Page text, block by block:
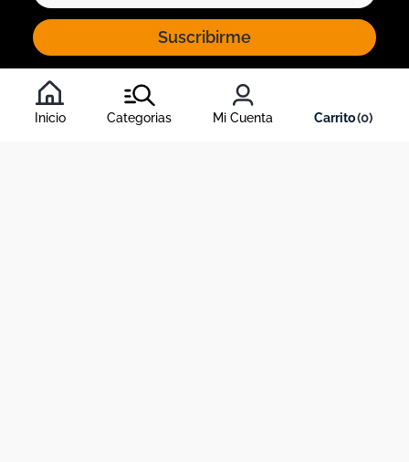
Inicio Categorias Mi Cuenta 0
Suscribirme
Al inscribirte al newsletter, aceptas nuestros
condiciones
, y nuestrapolítica de tratamiento de información